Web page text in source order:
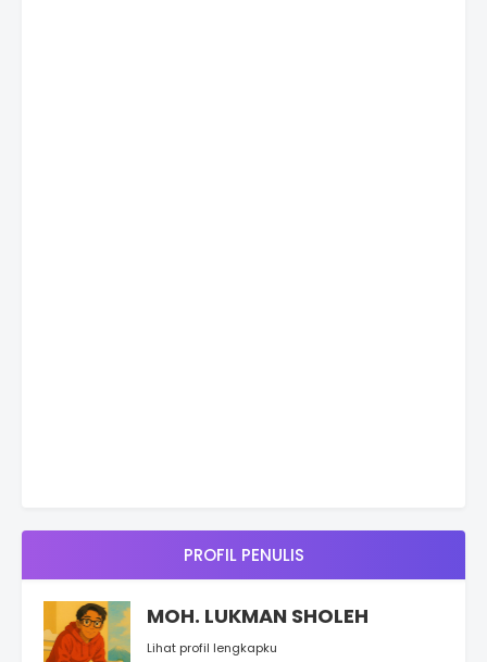
PROFIL PENULIS
MOH. LUKMAN SHOLEH
Lihat profil lengkapku